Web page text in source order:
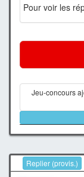
Pour voir les
Jeu-concours
Replier (provis.)